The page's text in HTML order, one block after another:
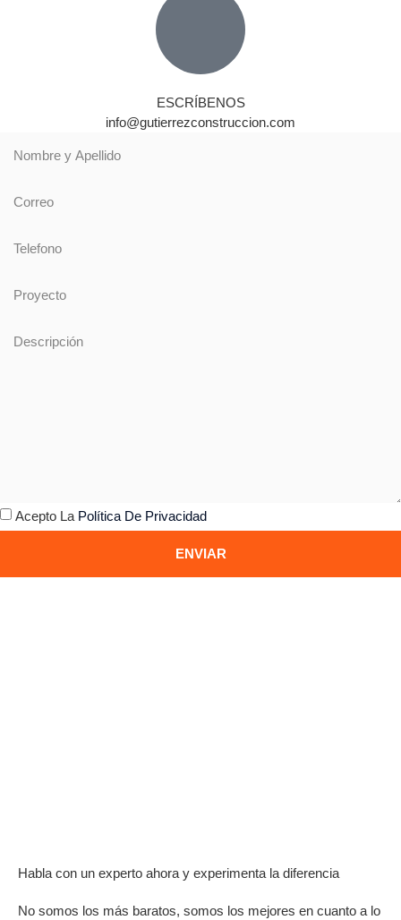
ESCRÍBENOS
info@gutierrezconstruccion.com
Acepto La Política De Privacidad
ENVIAR
Habla con un experto ahora y experimenta la diferencia
No somos los más baratos, somos los mejores en cuanto a lo